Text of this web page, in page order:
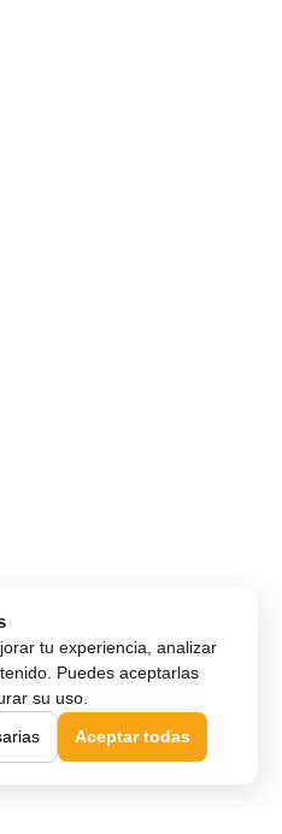
tu experiencia, analizar
Puedes aceptarlas
su uso.
Aceptar todas